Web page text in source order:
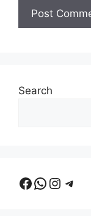
Search
Facebook